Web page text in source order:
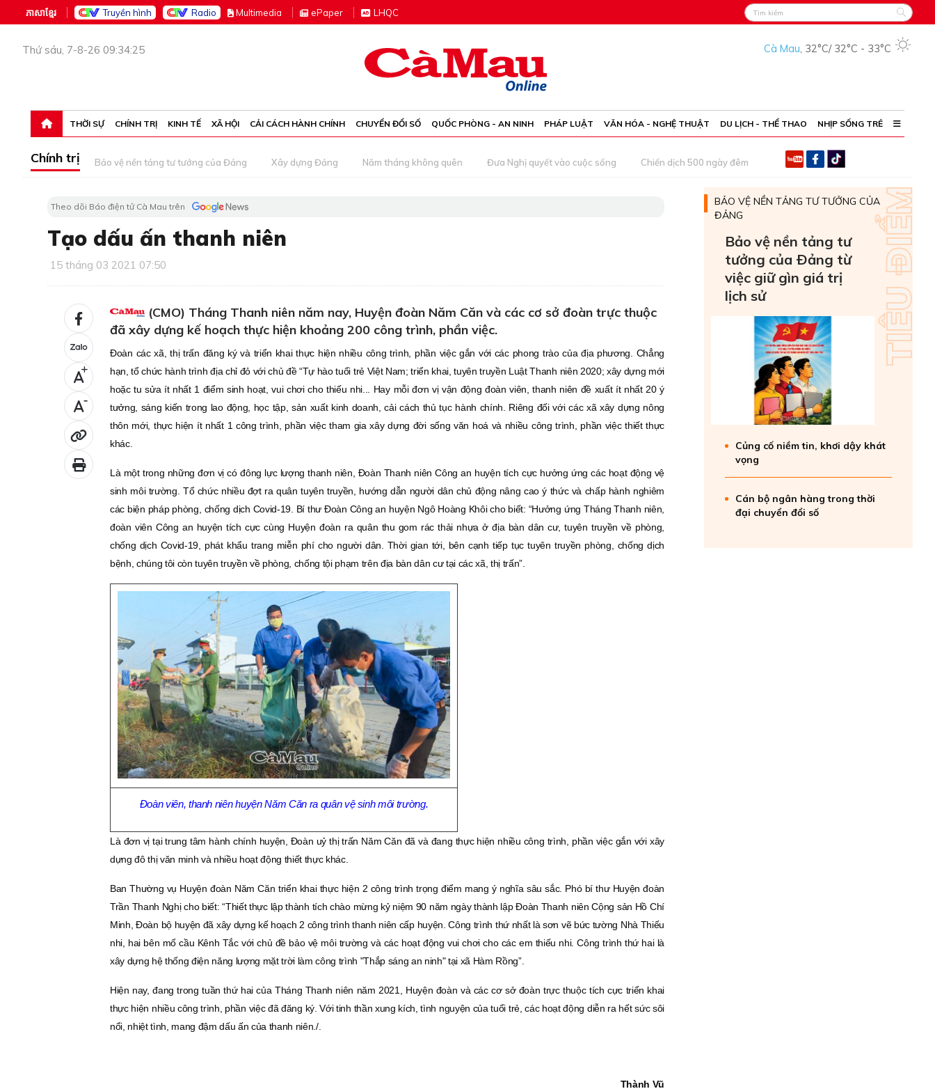
ភាសាខ្មែរ Truyền hình Radio Multimedia ePaper LHQC
Thứ sáu, 7-8-26 09:34:25 Cà Mau, 32°C/ 32°C - 33°C
THỜI SỰ CHÍNH TRỊ KINH TẾ XÃ HỘI CẢI CÁCH HÀNH CHÍNH CHUYỂN ĐỔI SỐ QUỐC PHÒNG - AN NINH PHÁP LUẬT VĂN HÓA - NGHỆ THUẬT DU LỊCH - THỂ THAO NHỊP SỐNG TRẺ
Chính trị Bảo vệ nền tảng tư tưởng của Đảng Xây dựng Đảng Năm tháng không quên Đưa Nghị quyết vào cuộc sống Chiến dịch 500 ngày đêm
Theo dõi Báo điện tử Cà Mau trên
Tạo dấu ấn thanh niên
15 tháng 03 2021 07:50
+
-
(CMO) Tháng Thanh niên năm nay, Huyện đoàn Năm Căn và các cơ sở đoàn trực thuộc
đã xây dựng kế hoạch thực hiện khoảng 200 công trình, phần việc.
Đoàn các xã, thị trấn đăng ký và triển khai thực hiện nhiều công trình, phần việc gắn với các phong trào của địa phương. Chẳng
hạn, tổ chức hành trình địa chỉ đỏ với chủ đề “Tự hào tuổi trẻ Việt Nam; triển khai, tuyên truyền Luật Thanh niên 2020; xây dựng mới
hoặc tu sửa ít nhất 1 điểm sinh hoạt, vui chơi cho thiếu nhi... Hay mỗi đơn vị vận động đoàn viên, thanh niên đề xuất ít nhất 20 ý
tưởng, sáng kiến trong lao động, học tập, sản xuất kinh doanh, cải cách thủ tục hành chính. Riêng đối với các xã xây dựng nông
thôn mới, thực hiện ít nhất 1 công trình, phần việc tham gia xây dựng đời sống văn hoá và nhiều công trình, phần việc thiết thực
khác.
Là một trong những đơn vị có đông lực lượng thanh niên, Ðoàn Thanh niên Công an huyện tích cực hưởng ứng các hoạt động vệ
sinh môi trường. Tổ chức nhiều đợt ra quân tuyên truyền, hướng dẫn người dân chủ động nâng cao ý thức và chấp hành nghiêm
các biện pháp phòng, chống dịch Covid-19. Bí thư Ðoàn Công an huyện Ngô Hoàng Khôi cho biết: “Hưởng ứng Tháng Thanh niên,
đoàn viên Công an huyện tích cực cùng Huyện đoàn ra quân thu gom rác thải nhựa ở địa bàn dân cư, tuyên truyền về phòng,
chống dịch Covid-19, phát khẩu trang miễn phí cho người dân. Thời gian tới, bên cạnh tiếp tục tuyên truyền phòng, chống dịch
bệnh, chúng tôi còn tuyên truyền về phòng, chống tội phạm trên địa bàn dân cư tại các xã, thị trấn”.
Ðoàn viên, thanh niên huyện Năm Căn ra quân vệ sinh môi trường.
Là đơn vị tại trung tâm hành chính huyện, Ðoàn uỷ thị trấn Năm Căn đã và đang thực hiện nhiều công trình, phần việc gắn với xây
dựng đô thị văn minh và nhiều hoạt động thiết thực khác.
Ban Thường vụ Huyện đoàn Năm Căn triển khai thực hiện 2 công trình trọng điểm mang ý nghĩa sâu sắc. Phó bí thư Huyện đoàn
Trần Thanh Nghị cho biết: “Thiết thực lập thành tích chào mừng kỷ niệm 90 năm ngày thành lập Ðoàn Thanh niên Cộng sản Hồ Chí
Minh, Ðoàn bộ huyện đã xây dựng kế hoạch 2 công trình thanh niên cấp huyện. Công trình thứ nhất là sơn vẽ bức tường Nhà Thiếu
nhi, hai bên mố cầu Kênh Tắc với chủ đề bảo vệ môi trường và các hoạt động vui chơi cho các em thiếu nhi. Công trình thứ hai là
xây dựng hệ thống điện năng lượng mặt trời làm công trình "Thắp sáng an ninh" tại xã Hàm Rồng”.
Hiện nay, đang trong tuần thứ hai của Tháng Thanh niên năm 2021, Huyện đoàn và các cơ sở đoàn trực thuộc tích cực triển khai
thực hiện nhiều công trình, phần việc đã đăng ký. Với tinh thần xung kích, tình nguyện của tuổi trẻ, các hoạt động diễn ra hết sức sôi
nổi, nhiệt tình, mang đậm dấu ấn của thanh niên./.
Thành Vũ
BẢO VỆ NỀN TẢNG TƯ TƯỞNG CỦA
ĐẢNG
Bảo vệ nền tảng tư
tưởng của Ðảng từ
việc giữ gìn giá trị
lịch sử
Củng cố niềm tin, khơi dậy khát
vọng
Cán bộ ngân hàng trong thời
đại chuyển đổi số